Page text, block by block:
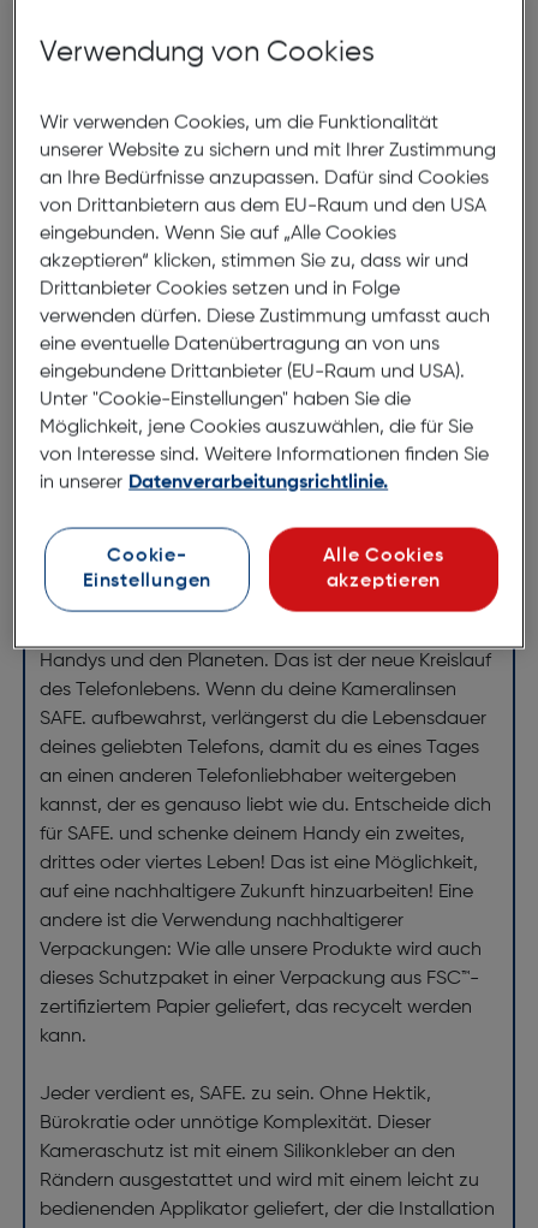
PanzerGlass Camera Protector
Samsung Galaxy A25
ArtNr.: 180002912
Es ist dein Leben. Es ist deine Entscheidung. Es ist
dein Moment. Mit diesem Kameraschutz von SAFE.
by PanzerGlass™️ kannst du all die schönen Momente
deines Lebens festhalten, ohne dir Sorgen machen
zu müssen, dass Missgeschicke auf der Tanzfläche,
schiefgegangene Selfies oder Posting-Katastrophen
deine Kameralinsen zerkratzen. Die optischen Ringe
mit dem schlanken Profil sehen sogar auf deinem
Handy toll aus! Wie ein cooles Design-Accessoire!
Und wenn du dir Sorgen um Bildverzerrungen
machst, kannst du ganz beruhigt sein: Der
Fotos in keinster Weise - er gibt dir nur ein bisschen
mehr Sicherheit.
Handys und den Planeten. Das ist der neue Kreislauf
des Telefonlebens. Wenn du deine Kameralinsen
SAFE. aufbewahrst, verlängerst du die Lebensdauer
deines geliebten Telefons, damit du es eines Tages
an einen anderen Telefonliebhaber weitergeben
kannst, der es genauso liebt wie du. Entscheide dich
für SAFE. und schenke deinem Handy ein zweites,
drittes oder viertes Leben! Das ist eine Möglichkeit,
auf eine nachhaltigere Zukunft hinzuarbeiten! Eine
andere ist die Verwendung nachhaltigerer
Verpackungen: Wie alle unsere Produkte wird auch
dieses Schutzpaket in einer Verpackung aus FSC™-
zertifiziertem Papier geliefert, das recycelt werden
kann.
Jeder verdient es, SAFE. zu sein. Ohne Hektik,
Bürokratie oder unnötige Komplexität. Dieser
Kameraschutz ist mit einem Silikonkleber an den
Rändern ausgestattet und wird mit einem leicht zu
bedienenden Applikator geliefert, der die Installation
Verwendung von Cookies
Wir verwenden Cookies, um die Funktionalität
unserer Website zu sichern und mit Ihrer Zustimmung
an Ihre Bedürfnisse anzupassen. Dafür sind Cookies
von Drittanbietern aus dem EU-Raum und den USA
eingebunden. Wenn Sie auf „Alle Cookies
akzeptieren“ klicken, stimmen Sie zu, dass wir und
Drittanbieter Cookies setzen und in Folge
verwenden dürfen. Diese Zustimmung umfasst auch
eine eventuelle Datenübertragung an von uns
eingebundene Drittanbieter (EU-Raum und USA).
Unter "Cookie-Einstellungen" haben Sie die
Möglichkeit, jene Cookies auszuwählen, die für Sie
von Interesse sind. Weitere Informationen finden Sie
in unserer Datenverarbeitungsrichtlinie.
Cookie-
Einstellungen
Alle Cookies
akzeptieren